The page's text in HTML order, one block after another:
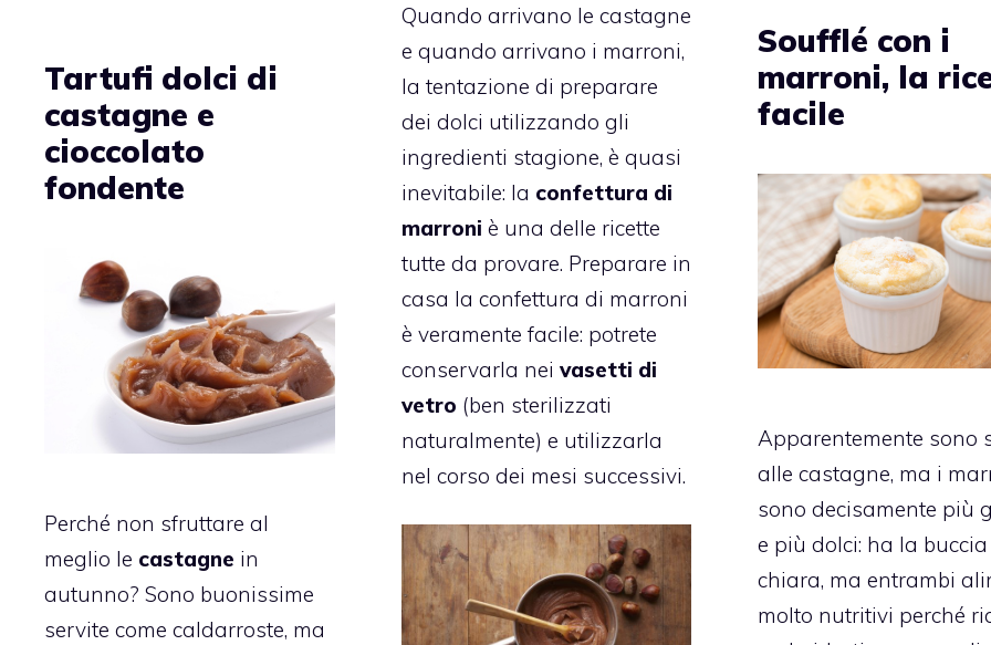
Quando arrivano le castagne
e quando arrivano i marroni,
la tentazione di preparare
dei dolci utilizzando gli
ingredienti stagione, è quasi
inevitabile: la confettura di
marroni è una delle ricette
tutte da provare. Preparare in
casa la confettura di marroni
è veramente facile: potrete
conservarla nei vasetti di
vetro (ben sterilizzati
naturalmente) e utilizzarla
nel corso dei mesi successivi.
Soufflé con i
marroni, la
facile
Apparentemente sono
alle castagne, ma i
sono decisamente più
e più dolci: ha la
chiara, ma entrambi
molto nutritivi perché
Tartufi dolci di
castagne e
cioccolato
fondente
Perché non sfruttare al
meglio le castagne in
autunno? Sono buonissime
servite come caldarroste, ma